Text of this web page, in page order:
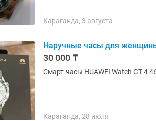
Караганда, 3 августа
Наручные часы для
30 000 ₸
Смарт-часы HUAWEI Watch GT 4
Караганда, 28 июля